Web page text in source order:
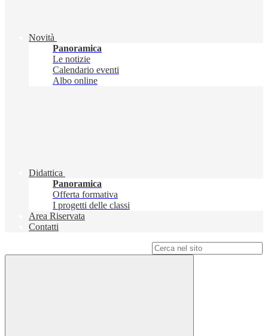
Novità
Panoramica
Le notizie
Calendario eventi
Albo online
Didattica
Panoramica
Offerta formativa
I progetti delle classi
Area Riservata
Contatti